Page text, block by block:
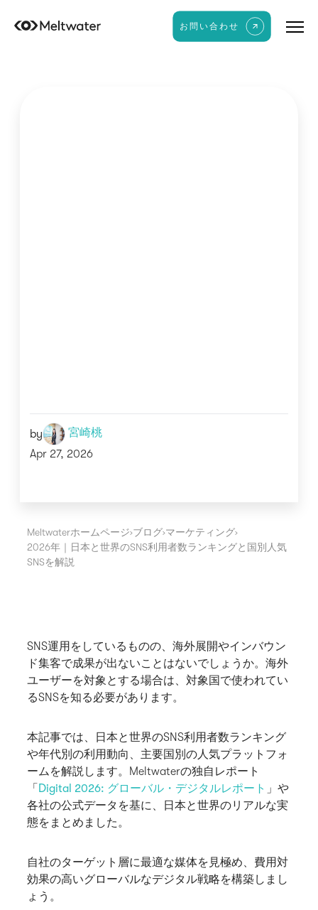
お問い合わせ
by
宮崎桃
Apr 27, 2026
Meltwaterホームページ›ブログ›マーケティング›
2026年｜日本と世界のSNS利用者数ランキングと国別人気
SNSを解説
SNS運用をしているものの、海外展開やインバウン
ド集客で成果が出ないことはないでしょうか。海外
ユーザーを対象とする場合は、対象国で使われてい
るSNSを知る必要があります。
本記事では、日本と世界のSNS利用者数ランキング
や年代別の利用動向、主要国別の人気プラットフォ
ームを解説します。Meltwaterの独自レポート
「 Digital 2026: グローバル・デジタルレポート 」や
各社の公式データを基に、日本と世界のリアルな実
態をまとめました。
自社のターゲット層に最適な媒体を見極め、費用対
効果の高いグローバルなデジタル戦略を構築しまし
ょう。